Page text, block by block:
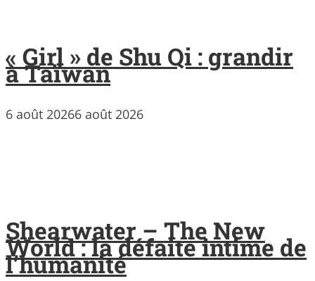
« Girl » de Shu Qi : grandir
à Taïwan
6 août 20266 août 2026
Shearwater – The New
World : la défaite intime de
l’humanité